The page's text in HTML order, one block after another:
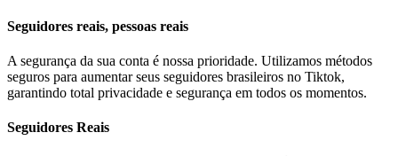
Seguidores reais, pessoas reais
A segurança da sua conta é nossa prioridade. Utilizamos métodos
seguros para aumentar seus seguidores brasileiros no Tiktok,
garantindo total privacidade e segurança em todos os momentos.
Seguidores Reais